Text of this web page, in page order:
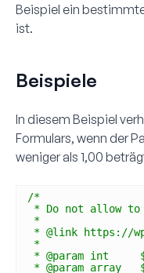
Beispiel ein
ist.
Beispiele
In diesem Beispiel
Formulars, wenn der
weniger als 1,00
/*
* Do not allow to
*
* @link https://
*
* @param int
* @param array